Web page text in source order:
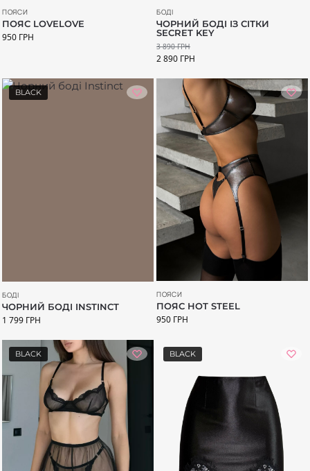
ПОЯСИ
ПОЯС LOVELOVE
950 ГРН
БОДІ
ЧОРНИЙ БОДІ ІЗ СІТКИ
SECRET KEY
3 890ГРН
2 890 ГРН
BLACK
БОДІ
ЧОРНИЙ БОДІ INSTINCT
1 799 ГРН
ПОЯСИ
ПОЯС HOT STEEL
950 ГРН
BLACK BLACK